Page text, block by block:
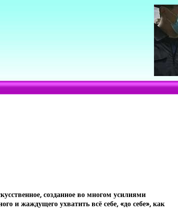
созданное во многом усилиями
и жаждущего ухватить всё себе, «до себе», как